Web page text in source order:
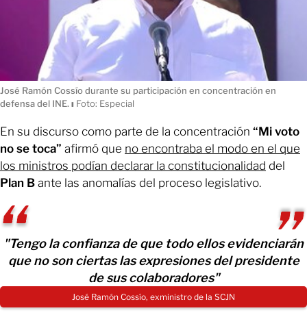
José Ramón Cossío durante su participación en concentración en
defensa del INE. ı Foto: Especial
En su discurso como parte de la concentración “Mi voto
no se toca” afirmó que no encontraba el modo en el que
los ministros podían declarar la constitucionalidad del
Plan B ante las anomalías del proceso legislativo.
"Tengo la confianza de que todo ellos evidenciarán
que no son ciertas las expresiones del presidente
de sus colaboradores"
José Ramón Cossío, exministro de la SCJN